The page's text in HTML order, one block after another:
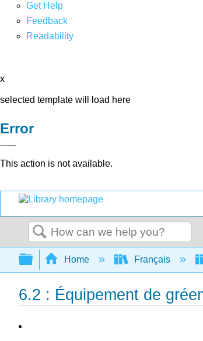
Get Help
Feedback
Readability
x
selected template will load here
Error
This action is not available.
Search
Expand/collapse global
Home Français
6.2 : Équipement de